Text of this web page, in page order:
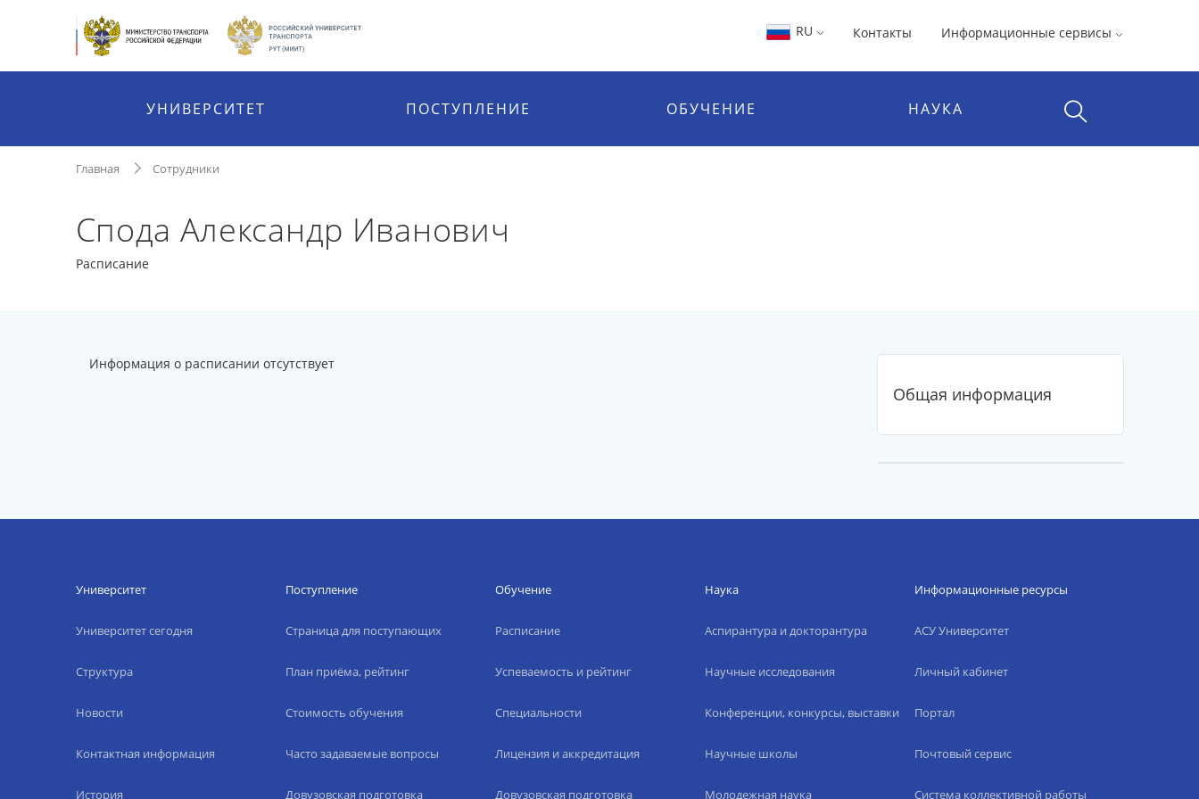
RU Контакты Информационные сервисы
УНИВЕРСИТЕТ ПОСТУПЛЕНИЕ ОБУЧЕНИЕ НАУКА
Главная Сотрудники
Спода Александр Иванович
Расписание
Информация о расписании отсутствует
Общая информация
Университет
Университет сегодня
Структура
Новости
Контактная информация
История
Поступление
Страница для поступающих
План приёма, рейтинг
Стоимость обучения
Часто задаваемые вопросы
Довузовская подготовка
Обучение
Расписание
Успеваемость и рейтинг
Специальности
Лицензия и аккредитация
Довузовская подготовка
Наука
Аспирантура и докторантура
Научные исследования
Конференции, конкурсы, выставки
Научные школы
Молодежная наука
Информационные ресурсы
АСУ Университет
Личный кабинет
Портал
Почтовый сервис
Система коллективной работы